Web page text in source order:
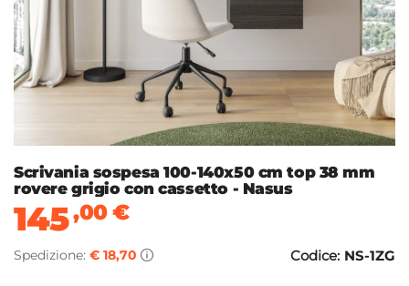
Scrivania sospesa 100-140x50 cm top 38 mm
rovere grigio con cassetto - Nasus
145,00€
Spedizione: € 18,70 Codice: NS-1ZG